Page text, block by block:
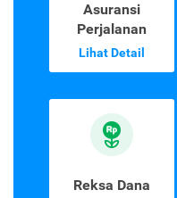
Asuransi
Perjalanan
Lihat Detail
Reksa Dana